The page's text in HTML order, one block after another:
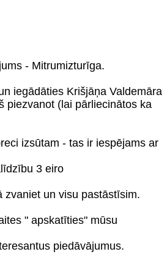
- Mitrumizturīga.
iegādāties Krišjāņa Valdemāra
piezvanot (lai pārliecinātos ka
izsūtam - tas ir iespējams ar
3 eiro
zvaniet un visu pastāstīsim.
" apskatīties" mūsu
piedāvājumus.